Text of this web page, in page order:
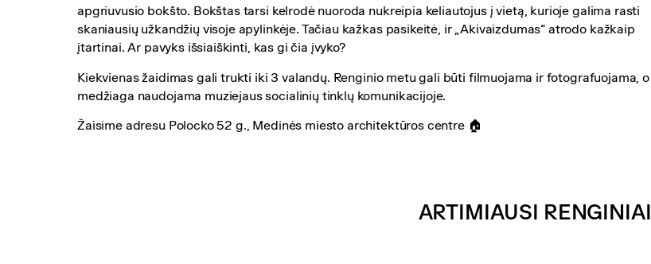
apgriuvusio bokšto. Bokštas tarsi kelrodė nuoroda nukreipia keliautojus į vietą, kurioje galima rasti
skaniausių užkandžių visoje apylinkėje. Tačiau kažkas pasikeitė, ir „Akivaizdumas“ atrodo kažkaip
įtartinai. Ar pavyks išsiaiškinti, kas gi čia įvyko?
Kiekvienas žaidimas gali trukti iki 3 valandų. Renginio metu gali būti filmuojama ir fotografuojama, o
medžiaga naudojama muziejaus socialinių tinklų komunikacijoje.
Žaisime adresu Polocko 52 g., Medinės miesto architektūros centre 🏠
ARTIMIAUSI RENGINIAI